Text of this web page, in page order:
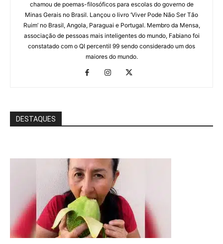
chamou de poemas-filosóficos para escolas do governo de
Minas Gerais no Brasil. Lançou o livro ‘Viver Pode Não Ser Tão
Ruim’ no Brasil, Angola, Paraguai e Portugal. Membro da Mensa,
associação de pessoas mais inteligentes do mundo, Fabiano foi
constatado com o QI percentil 99 sendo considerado um dos
maiores do mundo.
DESTAQUES